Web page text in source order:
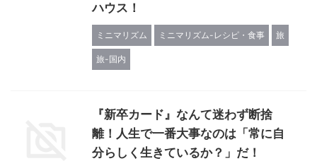
ハウス！
ミニマリズム ミニマリズム-レシピ・食事 旅
旅-国内
『新卒カード』なんて迷わず断捨
離！人生で一番大事なのは「常に自
分らしく生きているか？」だ！